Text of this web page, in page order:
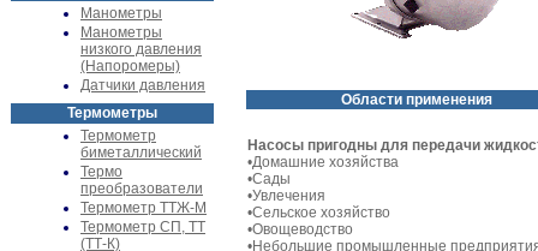
Манометры
Манометры
низкого давления
(Напоромеры)
Датчики давления
Термометры
Термометр
биметаллический
Термо
преобразователи
Термометр ТТЖ-М
Термометр СП, ТТ
(ТТ-К)
Области применения
Насосы пригодны для передачи
•Домашние хозяйства
•Сады
•Увлечения
•Сельское хозяйство
•Овощеводство
•Небольшие промышленные